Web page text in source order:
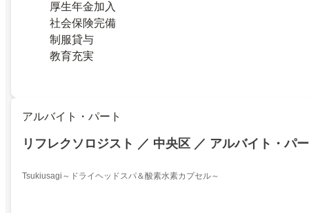
厚生年金加入
社会保険完備
制服貸与
教育充実
アルバイト・パート
リフレクソロジスト ／ 中央区 ／ アルバイト・パ
Tsukiusagi～ドライヘッドスパ＆酸素水素カプセル～